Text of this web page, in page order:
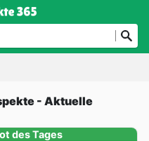
- Aktuelle
des Tages